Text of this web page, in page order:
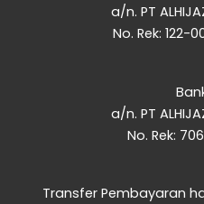
a/n. PT
No. Rek:
a/n. PT
No. Rek:
Transfer Pembayaran